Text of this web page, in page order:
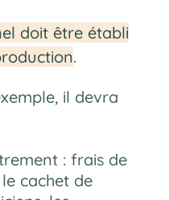
doit être établi
.
il devra
: frais de
cachet de